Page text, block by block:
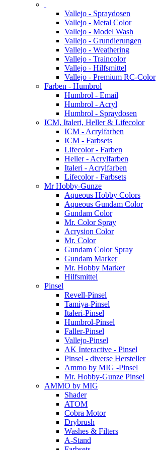
Vallejo - Spraydosen
Vallejo - Metal Color
Vallejo - Model Wash
Vallejo - Grundierungen
Vallejo - Weathering
Vallejo - Traincolor
Vallejo - Hilfsmittel
Vallejo - Premium RC-Color
Farben - Humbrol
Humbrol - Email
Humbrol - Acryl
Humbrol - Spraydosen
ICM, Italeri, Heller & Lifecolor
ICM - Acrylfarben
ICM - Farbsets
Lifecolor - Farben
Heller - Acrylfarben
Italeri - Acrylfarben
Lifecolor - Farbsets
Mr Hobby-Gunze
Aqueous Hobby Colors
Aqueous Gundam Color
Gundam Color
Mr. Color Spray
Acrysion Color
Mr. Color
Gundam Color Spray
Gundam Marker
Mr. Hobby Marker
Hilfsmittel
Pinsel
Revell-Pinsel
Tamiya-Pinsel
Italeri-Pinsel
Humbrol-Pinsel
Faller-Pinsel
Vallejo-Pinsel
AK Interactive - Pinsel
Pinsel - diverse Hersteller
Ammo by MIG -Pinsel
Mr. Hobby-Gunze Pinsel
AMMO by MIG
Shader
ATOM
Cobra Motor
Drybrush
Washes & Filters
A-Stand